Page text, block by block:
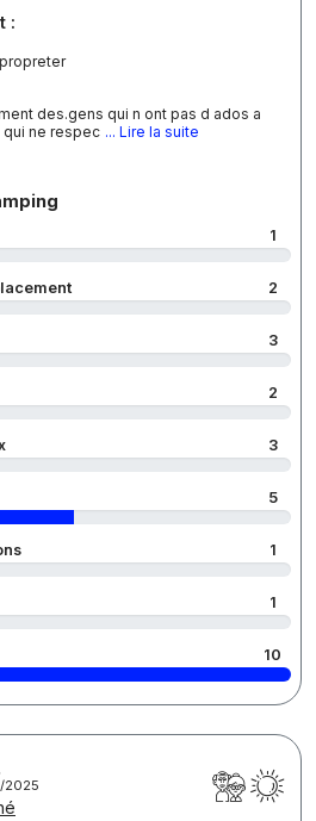
:
des.gens qui n ont pas d ados a
ne respec ... Lire la suite
1
2
3
2
3
5
1
1
10
2025